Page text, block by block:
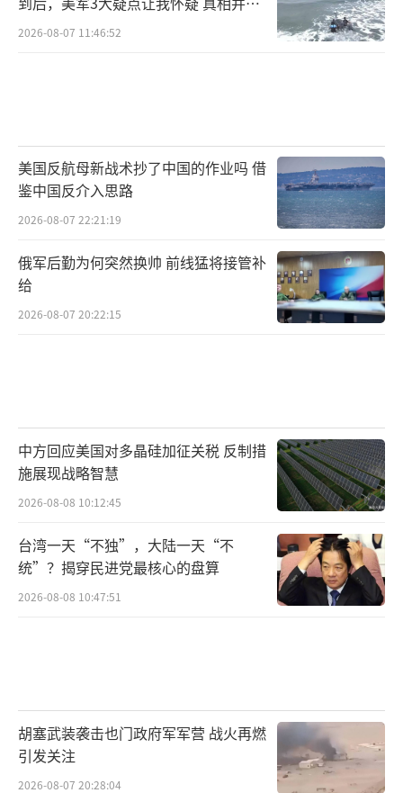
门，政策红利不断，台湾岛内越来越多同胞渴
望了解真实的大陆，国民党也展现出团结的姿
话不仅是个人心声，更是无数两岸同胞的共同
期盼。回家的路或许会有曲折，但只要坚持相
互尊重、平等相待，用对话代替对抗，用交流
增进互信，用合作实现共赢，一定能打破所有
隔阂，拉近心灵距离。这条路上，有每一位热
爱和平、期盼团圆的两岸同胞。相信不久的将
来，更多台湾同胞会踏上大陆的土地，感受这
（责任编辑：张蕾 TT0001）
如此
2026-08-07 11:46:52
美国反航母新战术抄了中国的作业吗 借
鉴中国反介入思路
2026-08-07 22:21:19
俄军后勤为何突然换帅 前线猛将接管补
给
2026-08-07 20:22:15
中方回应美国对多晶硅加征关税 反制措
施展现战略智慧
2026-08-08 10:12:45
台湾一天“不独”，大陆一天“不
统”？揭穿民进党最核心的盘算
2026-08-08 10:47:51
胡塞武装袭击也门政府军军营 战火再燃
引发关注
2026-08-07 20:28:04